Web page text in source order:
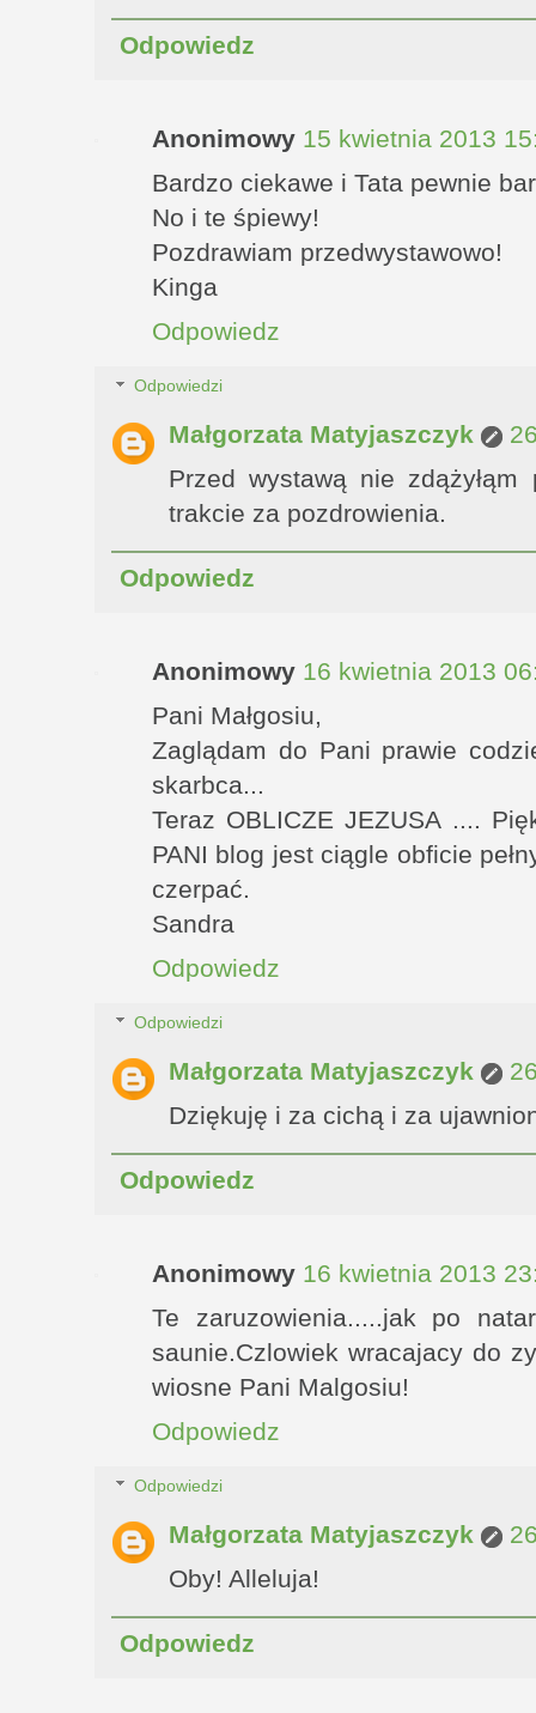
Odpowiedz
Anonimowy 15 kwietnia 2013
Bardzo ciekawe i Tata pewnie
No i te śpiewy!
Pozdrawiam przedwystawowo!
Kinga
Odpowiedz
Odpowiedzi
Małgorzata Matyjaszczyk
Przed wystawą nie
trakcie za pozdrowienia.
Odpowiedz
Anonimowy 16 kwietnia 2013
Pani Małgosiu,
Zaglądam do Pani prawie
skarbca...
Teraz OBLICZE JEZUSA ....
PANI blog jest ciągle obficie
czerpać.
Sandra
Odpowiedz
Odpowiedzi
Małgorzata Matyjaszczyk
Dziękuję i za cichą i za
Odpowiedz
Anonimowy 16 kwietnia 2013
Te zaruzowienia.....jak po
saunie.Czlowiek wracajacy do
wiosne Pani Malgosiu!
Odpowiedz
Odpowiedzi
Małgorzata Matyjaszczyk
Oby! Alleluja!
Odpowiedz